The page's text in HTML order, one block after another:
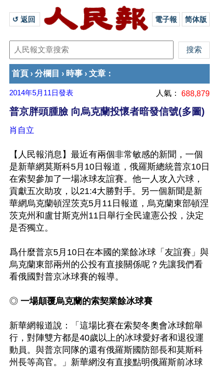
↺ 返回 電子報 简体版
首頁 › 分欄目 › 時事 › 文章 ：
2014年5月11日發表 人氣： 688,879
普京胖頭腫臉 向烏克蘭投懷者暗發信號(多圖)
肖自立
【人民報消息】最近有兩個非常敏感的新聞，一個
是新華網莫斯科5月10日報道，俄羅斯總統普京10日
在索契參加了一場冰球友誼賽。他一人攻入六球，
貢獻五次助攻，以21:4大勝對手。另一個新聞是新
華網烏克蘭頓涅茨克5月11日報道，烏克蘭東部頓涅
茨克州和盧甘斯克州11日舉行全民違憲公投，決定
是否獨立。
爲什麼普京5月10日在本國的業餘冰球「友誼賽」與
烏克蘭東部兩州的公投有直接關係呢？先讓我們看
看俄國對普京冰球賽的報導。
◎ 一場顛覆烏克蘭的索契業餘冰球賽
新華網報道說：「這場比賽在索契冬奧會冰球館舉
行，對陣雙方都是40歲以上的冰球愛好者和退役運
動員。與普京同隊的還有俄羅斯國防部長和莫斯科
州長等高官。」新華網沒有直接點明俄羅斯前冰球